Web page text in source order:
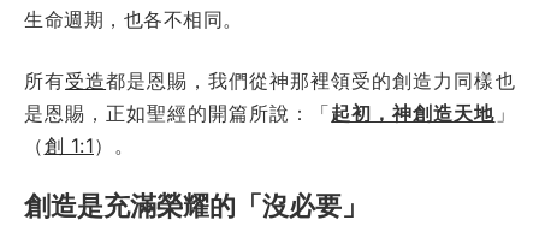
生命週期，也各不相同。
所有受造都是恩賜，我們從神那裡領受的創造力同樣也
是恩賜，正如聖經的開篇所說：「起初，神創造天地 」
（創 1:1）。
創造是充滿榮耀的「沒必要」